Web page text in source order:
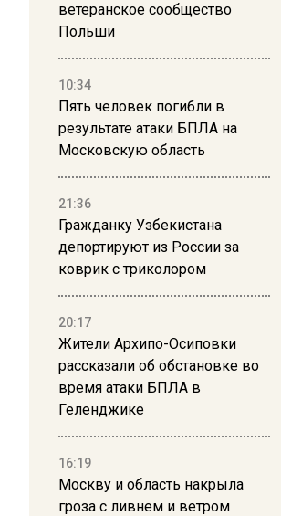
ветеранское сообщество
Польши
10:34
Пять человек погибли в
результате атаки БПЛА на
Московскую область
21:36
Гражданку Узбекистана
депортируют из России за
коврик с триколором
20:17
Жители Архипо-Осиповки
рассказали об обстановке во
время атаки БПЛА в
Геленджике
16:19
Москву и область накрыла
гроза с ливнем и ветром